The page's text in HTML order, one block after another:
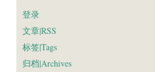
登录
文章|RSS
标签|Tags
归档|Archives